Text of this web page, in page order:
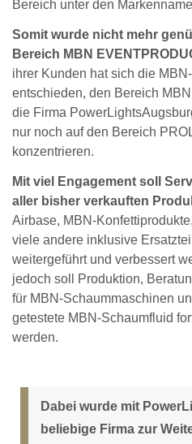
Bereich unter den
Somit wurde nicht mehr
Bereich MBN
ihrer Kunden hat sich die
entschieden, den Bereich
die Firma
nur noch auf den Bereich
konzentrieren.
Mit viel Engagement soll
aller bisher verkauften
Airbase, MBN-
viele andere inklusive
weitergeführt und verbessert
jedoch soll Produktion,
für MBN-Schaummaschinen
getestete MBN-Schaumfluid
werden.
Dabei wurde mit
beliebige Firma zur